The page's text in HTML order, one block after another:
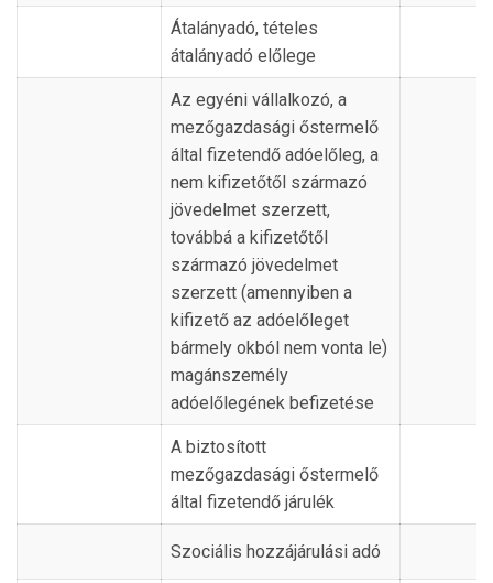
Átalányadó, tételes
átalányadó előlege
Az egyéni vállalkozó, a
mezőgazdasági őstermelő
által fizetendő adóelőleg, a
nem kifizetőtől származó
jövedelmet szerzett,
továbbá a kifizetőtől
származó jövedelmet
szerzett (amennyiben a
kifizető az adóelőleget
bármely okból nem vonta le)
magánszemély
adóelőlegének befizetése
A biztosított
mezőgazdasági őstermelő
által fizetendő járulék
Szociális hozzájárulási adó